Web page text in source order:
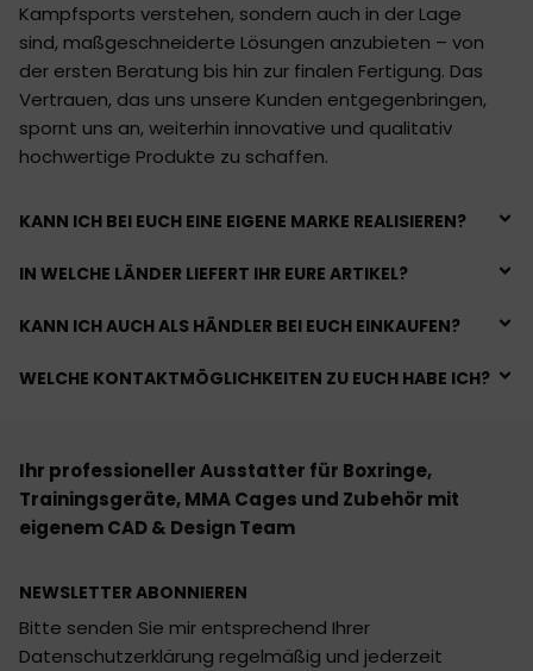
Kampfsports verstehen, sondern auch in der Lage
sind, maßgeschneiderte Lösungen anzubieten – von
der ersten Beratung bis hin zur finalen Fertigung. Das
Vertrauen, das uns unsere Kunden entgegenbringen,
spornt uns an, weiterhin innovative und qualitativ
hochwertige Produkte zu schaffen.
KANN ICH BEI EUCH EINE EIGENE MARKE REALISIEREN?
IN WELCHE LÄNDER LIEFERT IHR EURE ARTIKEL?
KANN ICH AUCH ALS HÄNDLER BEI EUCH EINKAUFEN?
WELCHE KONTAKTMÖGLICHKEITEN ZU EUCH HABE ICH?
Ihr professioneller Ausstatter für Boxringe,
Trainingsgeräte, MMA Cages und Zubehör mit
eigenem CAD & Design Team
NEWSLETTER ABONNIEREN
Bitte senden Sie mir entsprechend Ihrer
Datenschutzerklärung regelmäßig und jederzeit